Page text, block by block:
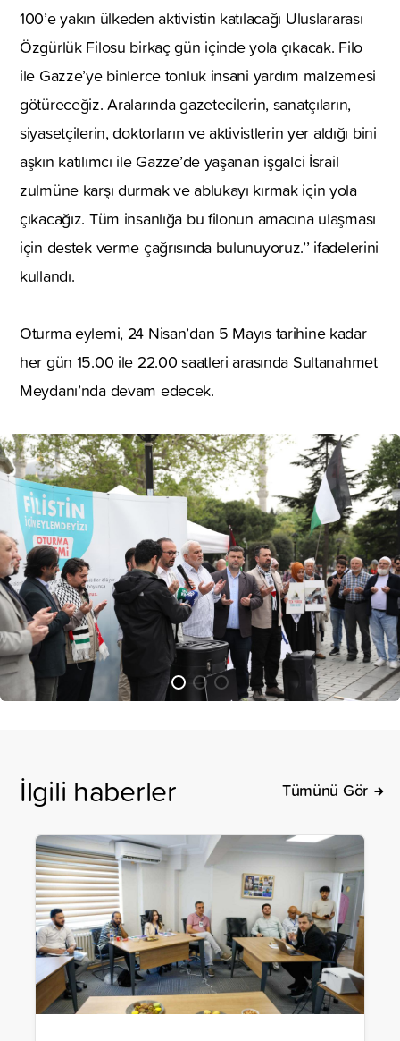
100’e yakın ülkeden aktivistin katılacağı Uluslararası
Özgürlük Filosu birkaç gün içinde yola çıkacak. Filo
ile Gazze’ye binlerce tonluk insani yardım malzemesi
götüreceğiz. Aralarında gazetecilerin, sanatçıların,
siyasetçilerin, doktorların ve aktivistlerin yer aldığı bini
aşkın katılımcı ile Gazze’de yaşanan işgalci İsrail
zulmüne karşı durmak ve ablukayı kırmak için yola
çıkacağız. Tüm insanlığa bu filonun amacına ulaşması
için destek verme çağrısında bulunuyoruz.’’ ifadelerini
kullandı.
Oturma eylemi, 24 Nisan’dan 5 Mayıs tarihine kadar
her gün 15.00 ile 22.00 saatleri arasında Sultanahmet
Meydanı’nda devam edecek.
İlgili haberler Tümünü Gör